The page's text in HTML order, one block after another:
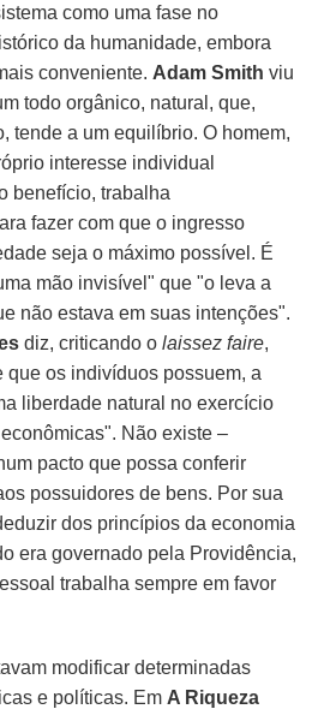
como uma fase no
da humanidade, embora
conveniente. Adam Smith viu
todo orgânico, natural, que,
tende a um equilíbrio. O homem,
interesse individual
benefício, trabalha
fazer com que o ingresso
seja o máximo possível. É
mão invisível" que "o leva a
não estava em suas intenções".
diz, criticando olaissez faire,
que os indivíduos possuem, a
liberdade natural no exercício
Não existe –
pacto que possa conferir
possuidores de bens. Por sua
dos princípios da economia
era governado pela Providência,
trabalha sempre em favor
modificar determinadas
e políticas. Em A Riqueza